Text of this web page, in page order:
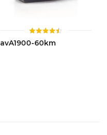
ให้
คะแนน
avA1900-60km